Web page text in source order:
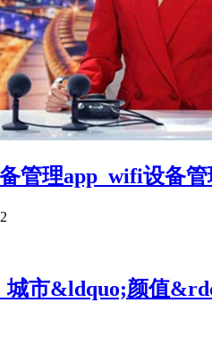
管理app_wifi设备管
城市&ldquo;颜值